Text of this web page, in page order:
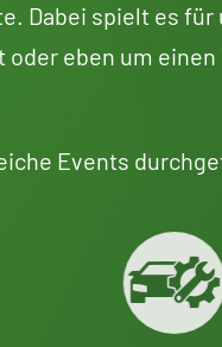
Dabei spielt es für
eben um
Events